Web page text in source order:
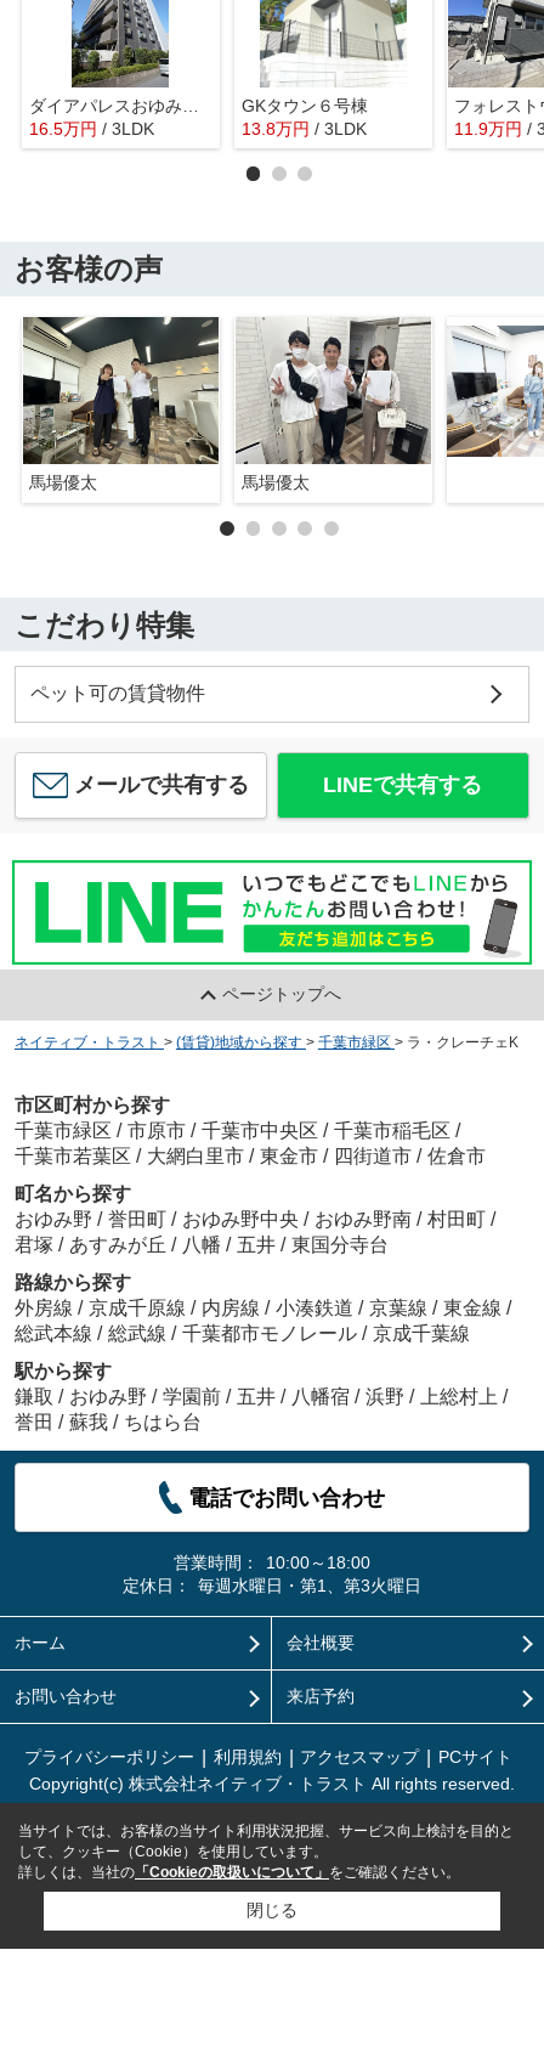
16.5万円 / 3LDK
GKタウン６号棟
13.8万円 / 3LDK
フォレスト
11.9万円 /
お客様の声
馬場優太 馬場優太
こだわり特集
ペット可の賃貸物件
メールで共有する LINEで共有する
ページトップへ
ネイティブ・トラスト > (賃貸)地域から探す > 千葉市緑区 > ラ・クレーチェK
市区町村から探す
千葉市緑区 / 市原市 / 千葉市中央区 / 千葉市稲毛区 /
千葉市若葉区 / 大網白里市 / 東金市 / 四街道市 / 佐倉市
町名から探す
おゆみ野 / 誉田町 / おゆみ野中央 / おゆみ野南 / 村田町 /
君塚 / あすみが丘 / 八幡 / 五井 / 東国分寺台
路線から探す
外房線 / 京成千原線 / 内房線 / 小湊鉄道 / 京葉線 / 東金線 /
総武本線 / 総武線 / 千葉都市モノレール / 京成千葉線
駅から探す
鎌取 / おゆみ野 / 学園前 / 五井 / 八幡宿 / 浜野 / 上総村上 /
誉田 / 蘇我 / ちはら台
電話でお問い合わせ
営業時間：
10:00～18:00
定休日：
毎週水曜日・第1、第3火曜日
ホーム 会社概要
お問い合わせ 来店予約
プライバシーポリシー 利用規約 アクセスマップ
PCサイト
Copyright(c) 株式会社ネイティブ・トラスト All rights reserved.
当サイトでは、お客様の当サイト利用状況把握、サービス向上検討を目的と
して、クッキー（Cookie）を使用しています。
詳しくは、当社の 「Cookieの取扱いについて」 をご確認ください。
閉じる